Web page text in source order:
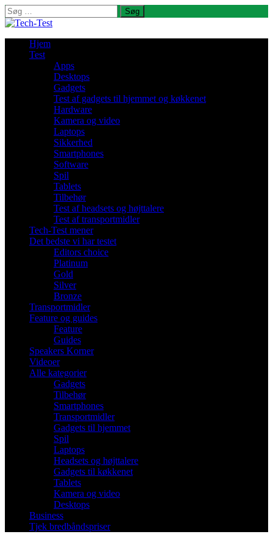
Søg
efter:
Hjem
Test
Apps
Desktops
Gadgets
Test af gadgets til hjemmet og køkkenet
Hardware
Kamera og video
Laptops
Sikkerhed
Smartphones
Software
Spil
Tablets
Tilbehør
Test af headsets og højttalere
Test af transportmidler
Tech-Test mener
Det bedste vi har testet
Editors choice
Platinum
Gold
Silver
Bronze
Transportmidler
Feature og guides
Feature
Guides
Speakers Korner
Videoer
Alle kategorier
Gadgets
Tilbehør
Smartphones
Transportmidler
Gadgets til hjemmet
Spil
Laptops
Headsets og højttalere
Gadgets til køkkenet
Tablets
Kamera og video
Desktops
Business
Tjek bredbåndspriser